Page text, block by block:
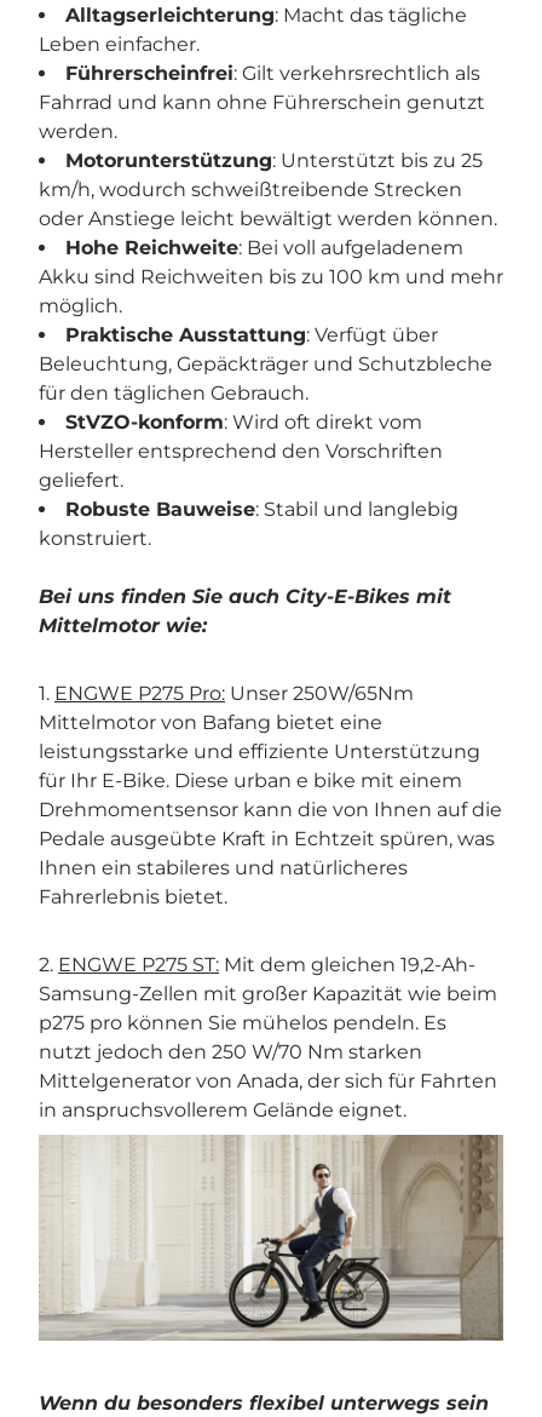
Alltagserleichterung: Macht das tägliche
Leben einfacher.
Führerscheinfrei: Gilt verkehrsrechtlich als
Fahrrad und kann ohne Führerschein genutzt
werden.
Motorunterstützung: Unterstützt bis zu 25
km/h, wodurch schweißtreibende Strecken
oder Anstiege leicht bewältigt werden können.
Hohe Reichweite: Bei voll aufgeladenem
Akku sind Reichweiten bis zu 100 km und mehr
möglich.
Praktische Ausstattung: Verfügt über
Beleuchtung, Gepäckträger und Schutzbleche
für den täglichen Gebrauch.
StVZO-konform: Wird oft direkt vom
Hersteller entsprechend den Vorschriften
geliefert.
Robuste Bauweise: Stabil und langlebig
konstruiert.
Bei uns finden Sie auch City-E-Bikes mit
Mittelmotor wie:
1. ENGWE P275 Pro: Unser 250W/65Nm
Mittelmotor von Bafang bietet eine
leistungsstarke und effiziente Unterstützung
für Ihr E-Bike. Diese urban e bike mit einem
Drehmomentsensor kann die von Ihnen auf die
Pedale ausgeübte Kraft in Echtzeit spüren, was
Ihnen ein stabileres und natürlicheres
Fahrerlebnis bietet.
2. ENGWE P275 ST: Mit dem gleichen 19,2-Ah-
Samsung-Zellen mit großer Kapazität wie beim
p275 pro können Sie mühelos pendeln. Es
nutzt jedoch den 250 W/70 Nm starken
Mittelgenerator von Anada, der sich für Fahrten
in anspruchsvollerem Gelände eignet.
Wenn du besonders flexibel unterwegs sein